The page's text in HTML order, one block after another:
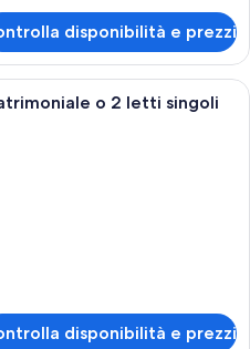
disponibilità e prezzi
Camera Superior con letto
o 2 letti singoli
disponibilità e prezzi